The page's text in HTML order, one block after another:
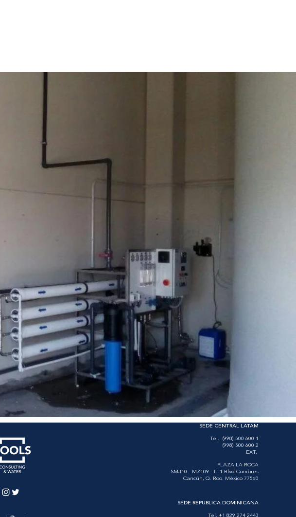
SEDE CENTRAL LATAM
Tel. (998) 500 600 1
(998) 500 600 2
EXT.
PLAZA LA ROCA
SM310 - MZ109 - LT1 Blvd Cumbres
Cancún, Q. Roo. México 77560
SEDE REPUBLICA DOMINICANA
Tel. +1 829 274 2443